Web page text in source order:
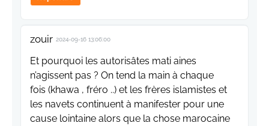
zouir 2024-09-16 13:06:00
Et pourquoi les autorisâtes mati aines
n’agissent pas ? On tend la main à chaque
fois (khawa , fréro ..) et les frères islamistes et
les navets continuent à manifester pour une
cause lointaine alors que la chose marocaine